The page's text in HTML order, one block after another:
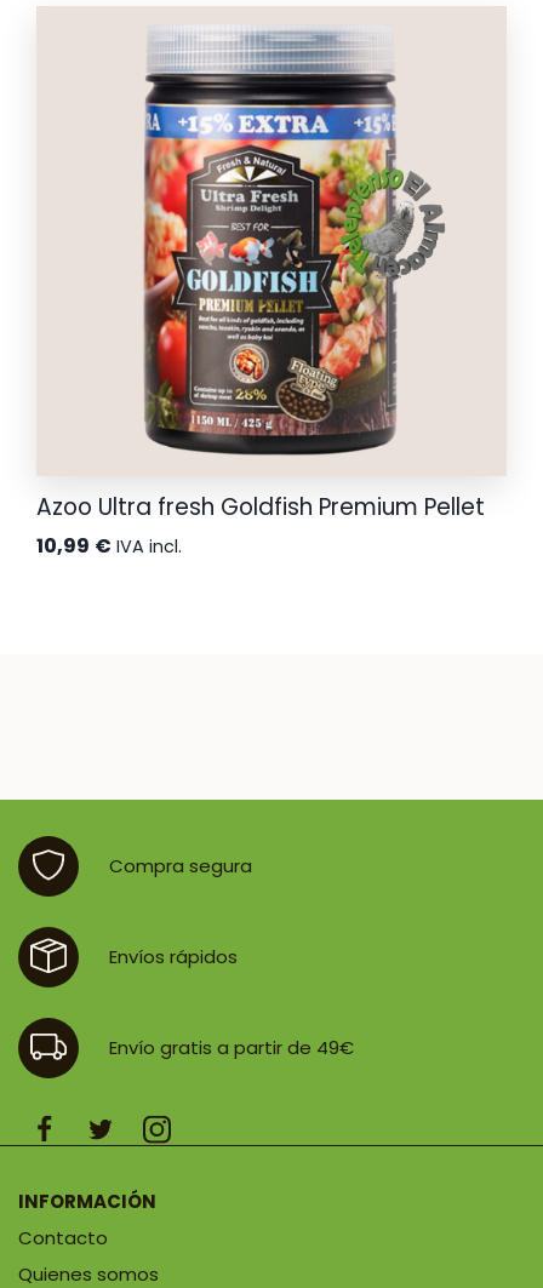
Azoo Ultra fresh Goldfish Premium Pellet
10,99 € IVA incl.
Compra segura
Envíos rápidos
Envío gratis a partir de 49€
INFORMACIÓN
Contacto
Quienes somos